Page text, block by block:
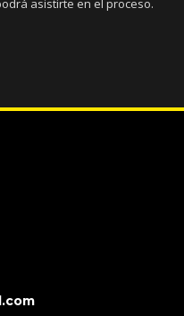
asistirte en el proceso.